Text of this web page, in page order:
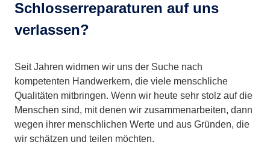
Schlosserreparaturen auf uns
verlassen?
Seit Jahren widmen wir uns der Suche nach
kompetenten Handwerkern, die viele menschliche
Qualitäten mitbringen. Wenn wir heute sehr stolz auf die
Menschen sind, mit denen wir zusammenarbeiten, dann
wegen ihrer menschlichen Werte und aus Gründen, die
wir schätzen und teilen möchten.